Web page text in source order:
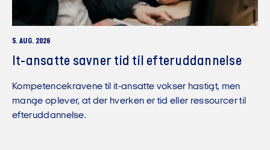
5. AUG. 2026
It-ansatte savner tid til efteruddannelse
Kompetencekravene til it-ansatte vokser hastigt, men
mange oplever, at der hverken er tid eller ressourcer til
efteruddannelse.